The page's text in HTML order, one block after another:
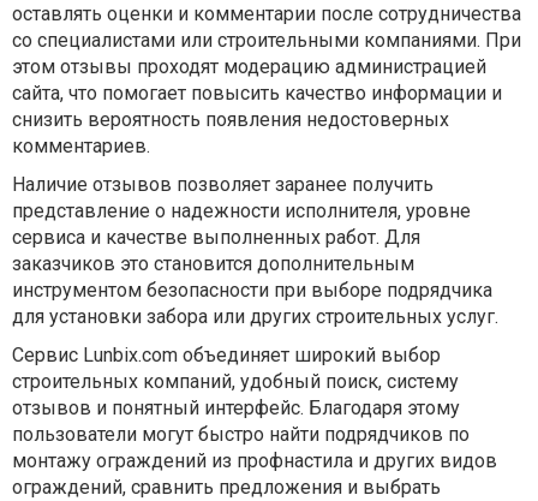
оставлять оценки и комментарии после сотрудничества
со специалистами или строительными компаниями. При
этом отзывы проходят модерацию администрацией
сайта, что помогает повысить качество информации и
снизить вероятность появления недостоверных
комментариев.
Наличие отзывов позволяет заранее получить
представление о надежности исполнителя, уровне
сервиса и качестве выполненных работ. Для
заказчиков это становится дополнительным
инструментом безопасности при выборе подрядчика
для установки забора или других строительных услуг.
Сервис Lunbix.com объединяет широкий выбор
строительных компаний, удобный поиск, систему
отзывов и понятный интерфейс. Благодаря этому
пользователи могут быстро найти подрядчиков по
монтажу ограждений из профнастила и других видов
ограждений, сравнить предложения и выбрать